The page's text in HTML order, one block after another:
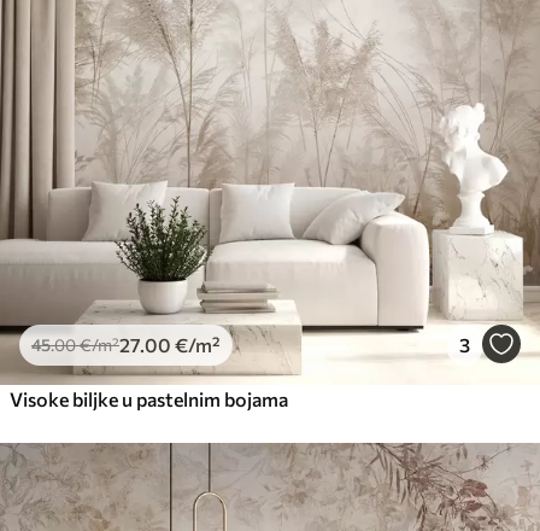
45.00€/m²27 .00 €/m² 3
Visoke biljke u pastelnim bojama